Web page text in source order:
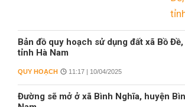
Bản đồ quy hoạch sử dụng đất xã Bồ
tỉnh Hà Nam
QUY HOẠCH 11:17 | 10/04/2025
Đường sẽ mở ở xã Bình Nghĩa, huyện